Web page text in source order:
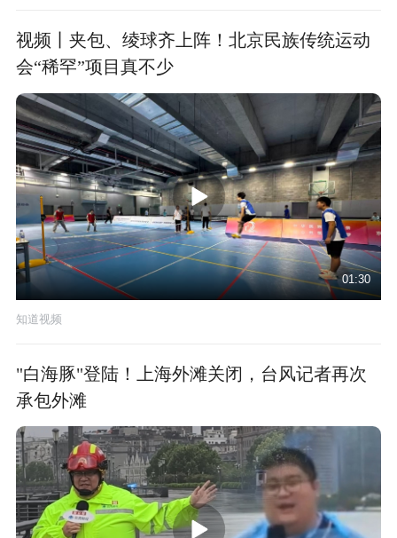
视频丨夹包、绫球齐上阵！北京民族传统运动
会“稀罕”项目真不少
01:30
知道视频
"白海豚"登陆！上海外滩关闭，台风记者再次
承包外滩